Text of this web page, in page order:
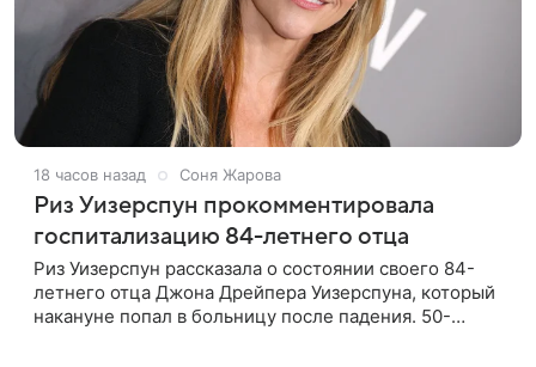
18 часов назад Соня Жарова
Риз Уизерспун прокомментировала
госпитализацию 84-летнего отца
Риз Уизерспун рассказала о состоянии своего 84-
летнего отца Джона Дрейпера Уизерспуна, который
накануне попал в больницу после падения. 50-